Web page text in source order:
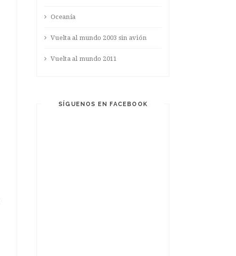
Oceanía
Vuelta al mundo 2003 sin avión
Vuelta al mundo 2011
SÍGUENOS EN FACEBOOK